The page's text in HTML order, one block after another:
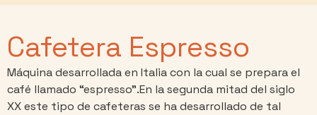
Cafetera Espresso
Máquina desarrollada en Italia con la cual se prepara el
café llamado “espresso”.En la segunda mitad del siglo
XX este tipo de cafeteras se ha desarrollado de tal